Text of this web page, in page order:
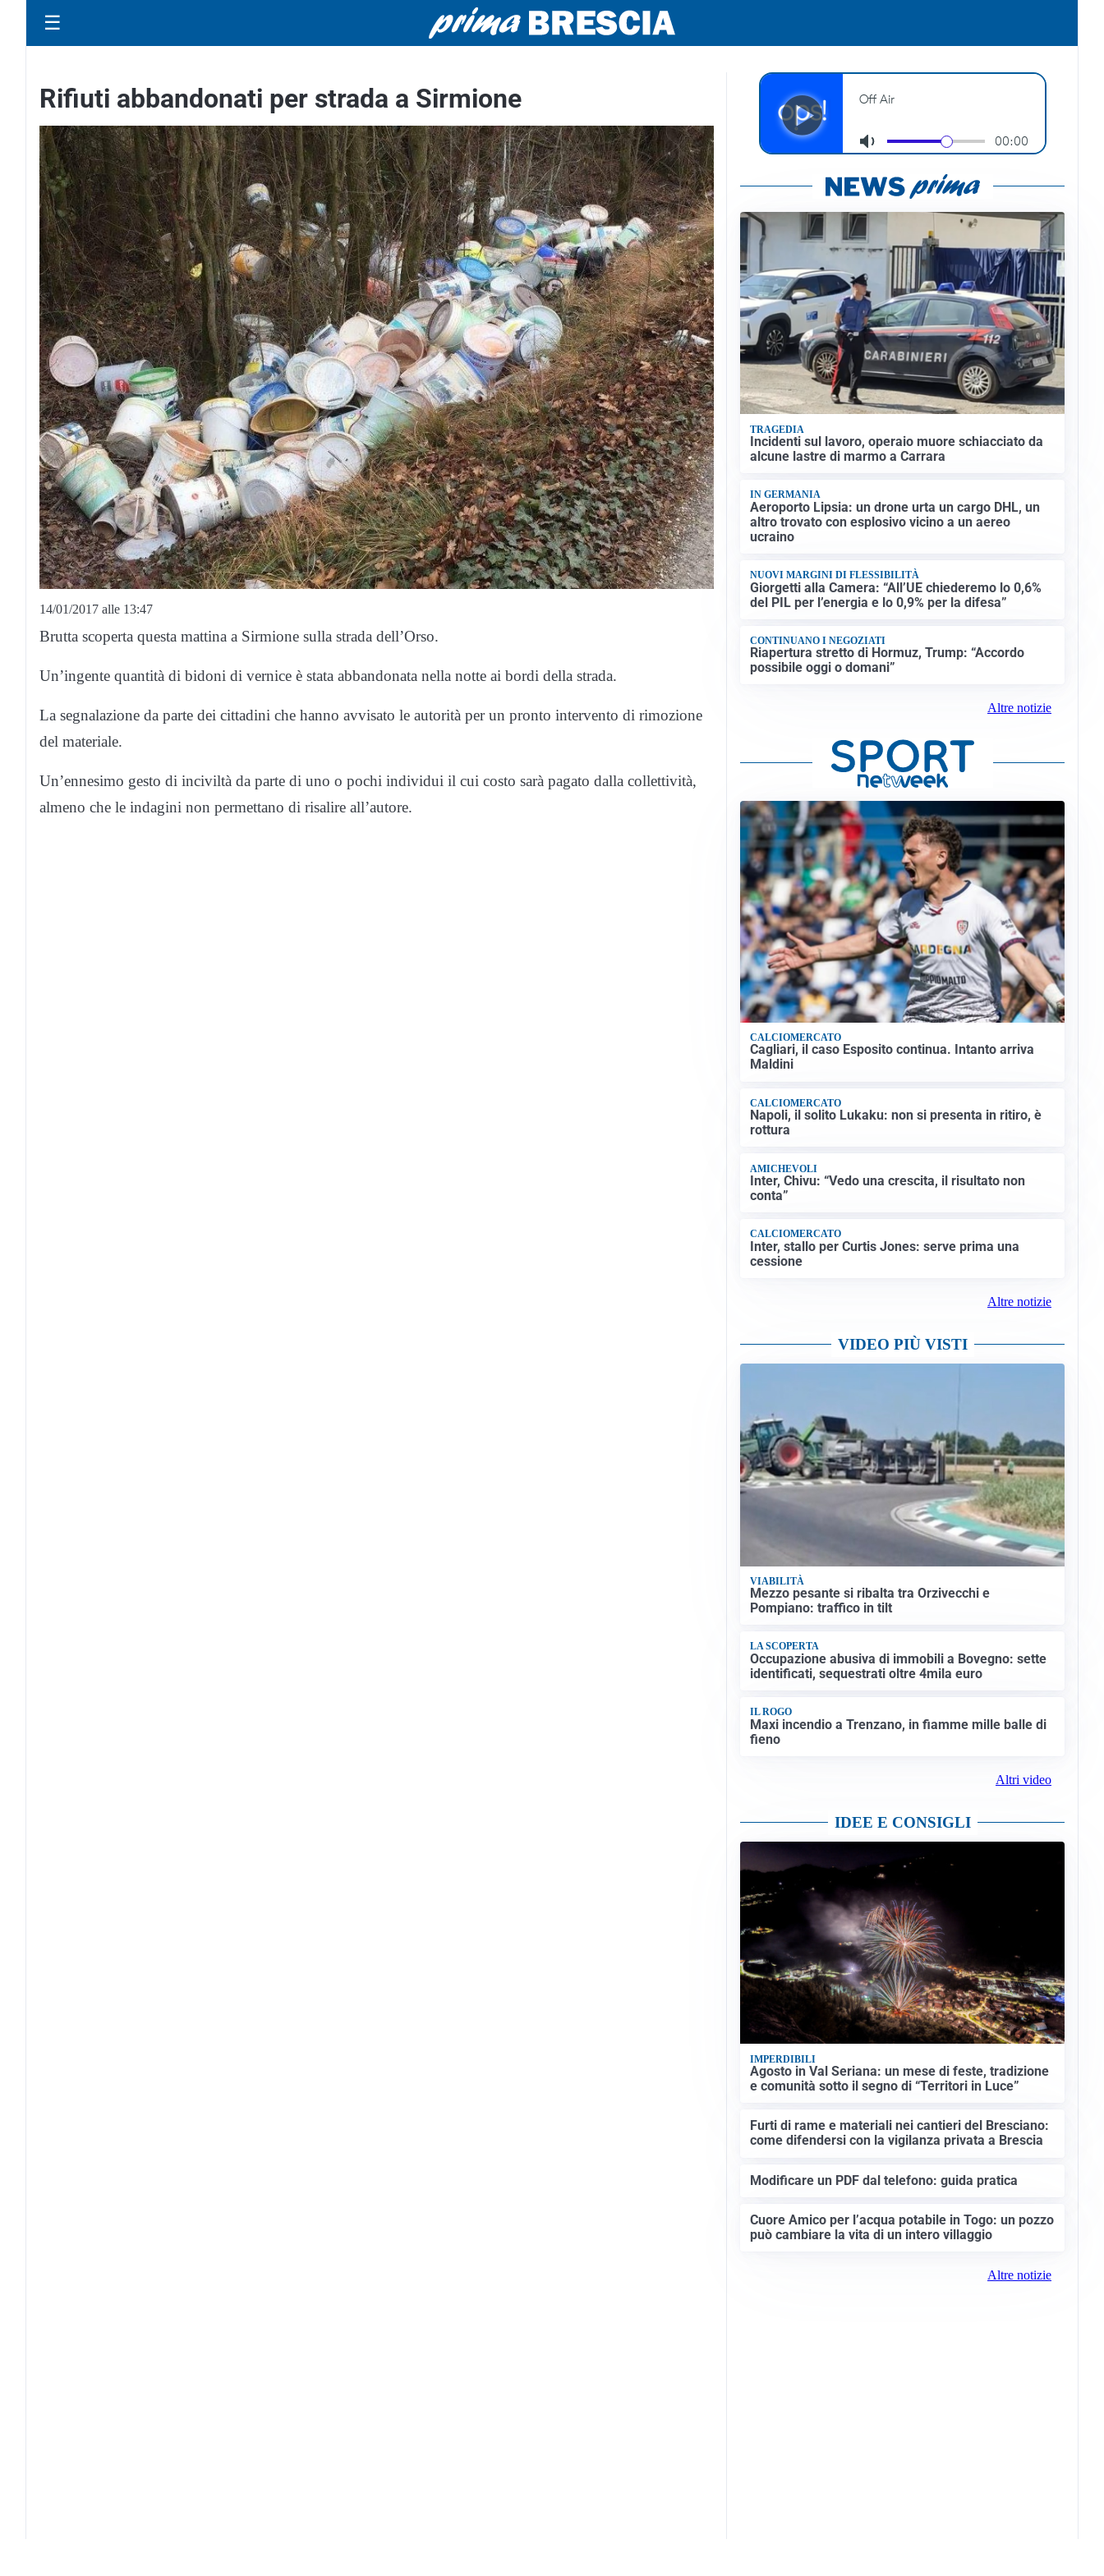
☰
Rifiuti abbandonati per strada a Sirmione
14/01/2017 alle 13:47
Brutta scoperta questa mattina a Sirmione sulla strada dell’Orso.
Un’ingente quantità di bidoni di vernice è stata abbandonata nella notte ai bordi della strada.
La segnalazione da parte dei cittadini che hanno avvisato le autorità per un pronto intervento di rimozione
del materiale.
Un’ennesimo gesto di inciviltà da parte di uno o pochi individui il cui costo sarà pagato dalla collettività,
almeno che le indagini non permettano di risalire all’autore.
TRAGEDIA
Incidenti sul lavoro, operaio muore schiacciato da
alcune lastre di marmo a Carrara
IN GERMANIA
Aeroporto Lipsia: un drone urta un cargo DHL, un
altro trovato con esplosivo vicino a un aereo
ucraino
NUOVI MARGINI DI FLESSIBILITÀ
Giorgetti alla Camera: “All’UE chiederemo lo 0,6%
del PIL per l’energia e lo 0,9% per la difesa”
CONTINUANO I NEGOZIATI
Riapertura stretto di Hormuz, Trump: “Accordo
possibile oggi o domani”
Altre notizie
CALCIOMERCATO
Cagliari, il caso Esposito continua. Intanto arriva
Maldini
CALCIOMERCATO
Napoli, il solito Lukaku: non si presenta in ritiro, è
rottura
AMICHEVOLI
Inter, Chivu: “Vedo una crescita, il risultato non
conta”
CALCIOMERCATO
Inter, stallo per Curtis Jones: serve prima una
cessione
Altre notizie
VIDEO PIÙ VISTI
VIABILITÀ
Mezzo pesante si ribalta tra Orzivecchi e
Pompiano: traffico in tilt
LA SCOPERTA
Occupazione abusiva di immobili a Bovegno: sette
identificati, sequestrati oltre 4mila euro
IL ROGO
Maxi incendio a Trenzano, in fiamme mille balle di
fieno
Altri video
IDEE E CONSIGLI
IMPERDIBILI
Agosto in Val Seriana: un mese di feste, tradizione
e comunità sotto il segno di “Territori in Luce”
Furti di rame e materiali nei cantieri del Bresciano:
come difendersi con la vigilanza privata a Brescia
Modificare un PDF dal telefono: guida pratica
Cuore Amico per l’acqua potabile in Togo: un pozzo
può cambiare la vita di un intero villaggio
Altre notizie